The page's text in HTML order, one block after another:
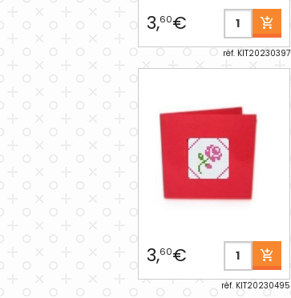
3,60€
réf. KIT20230397
3,60€
réf. KIT20230495